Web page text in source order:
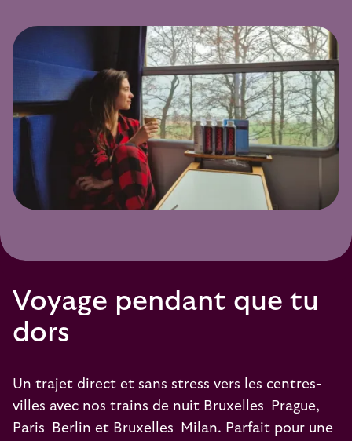
Voyage pendant que tu
dors
Un trajet direct et sans stress vers les centres-
villes avec nos trains de nuit Bruxelles–Prague,
Paris–Berlin et Bruxelles–Milan. Parfait pour une